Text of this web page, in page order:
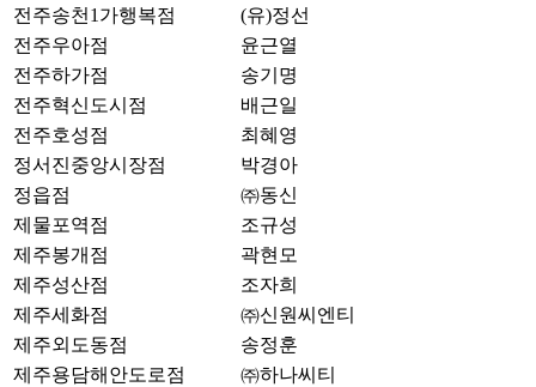
전주송천1가행복점
(유)정선
전주우아점
윤근열
전주하가점
송기명
전주혁신도시점
배근일
전주호성점
최혜영
정서진중앙시장점
박경아
정읍점
㈜동신
제물포역점
조규성
제주봉개점
곽현모
제주성산점
조자희
제주세화점
㈜신원씨엔티
제주외도동점
송정훈
제주용담해안도로점
㈜하나씨티